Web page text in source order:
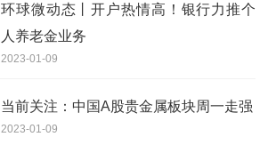
环球微动态丨开户热情高！银行力推个
人养老金业务
2023-01-09
当前关注：中国A股贵金属板块周一走强
2023-01-09